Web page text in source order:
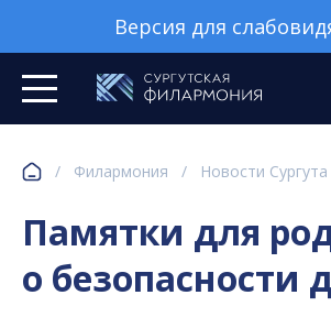
Версия для
/ Филармония / Новости Сургута
Памятки для
о безопасности